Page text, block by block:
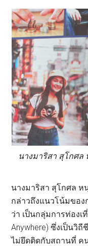
นางมาริสา สุโกศ
นางมาริสา สุโกศล
กล่าวถึงแนวโน้มขอ
ว่า เป็นกลุ่มการท่องเ
Anywhere) ซึ่งเป็นวิ
ไม่ยึดติดกับสถานที่ คน